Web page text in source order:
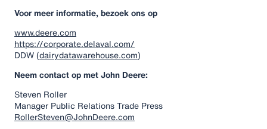
Voor meer informatie, bezoek ons op
www.deere.com
https://corporate.delaval.com/
DDW (dairydatawarehouse.com)
Neem contact op met John Deere:
Steven Roller
Manager Public Relations Trade Press
RollerSteven@JohnDeere.com